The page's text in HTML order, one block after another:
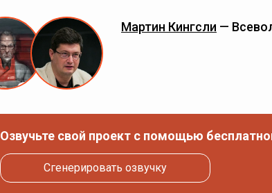
Мартин Кингсли —
Озвучьте свой проект с помощью
Сгенерировать озвучку